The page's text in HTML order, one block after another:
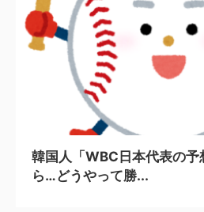
韓国人「WBC日本代表の予
ら…どうやって勝...